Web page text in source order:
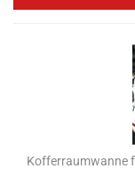
Kofferraumwanne